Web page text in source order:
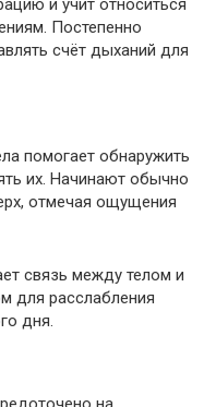
и учит относиться
Постепенно
счёт дыханий для
помогает обнаружить
их. Начинают обычно
отмечая ощущения
связь между телом и
для расслабления
дня.